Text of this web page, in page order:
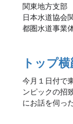
関東地方支部
日本水道協会
都圏水道事業
トップ
今月１日付で
ンピックの招
にお話を伺った